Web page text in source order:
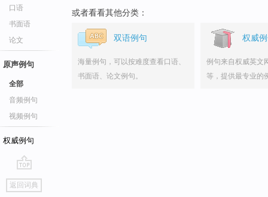
口语
书面语
论文
原声例句
全部
音频例句
视频例句
权威例句
go
top
返回词典
或者看看其他分类：
双语例句
海量例句，可以按难度查看口语、
书面语、论文例句。
权威
例句来自权威英文
等，提供最专业的